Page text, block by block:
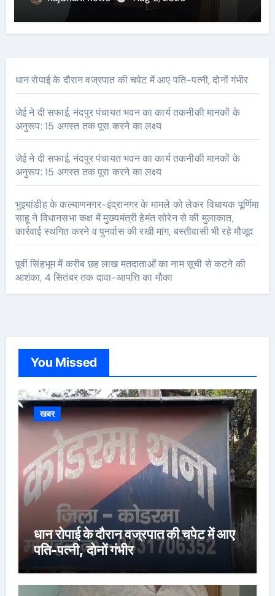
धान रोपाई के दौरान वज्रपात की चपेट में आए पति-पत्नी, दोनों गंभीर
जेई ने दी सफाई, नंदपुर पंचायत भवन का कार्य तकनीकी मानकों के
अनुरूप: 15 अगस्त तक पूरा करने का लक्ष्य
जेई ने दी सफाई, नंदपुर पंचायत भवन का कार्य तकनीकी मानकों के
अनुरूप: 15 अगस्त तक पूरा करने का लक्ष्य
भुइयांडीह के कल्याणनगर-इंद्रानगर के मामले को लेकर विधायक पूर्णिमा
साहू ने विधानसभा कक्ष में मुख्यमंत्री हेमंत सोरेन से की मुलाकात,
कार्रवाई स्थगित करने व पुनर्वास की रखी मांग, बस्तीवासी भी रहे मौजूद
पूर्वी सिंहभूम में करीब छह लाख मतदाताओं का नाम सूची से कटने की
आशंका, 4 सितंबर तक दावा-आपत्ति का मौका
You Missed
खबर
धान रोपाई के दौरान वज्रपात की चपेट में आए
पति-पत्नी, दोनों गंभीर